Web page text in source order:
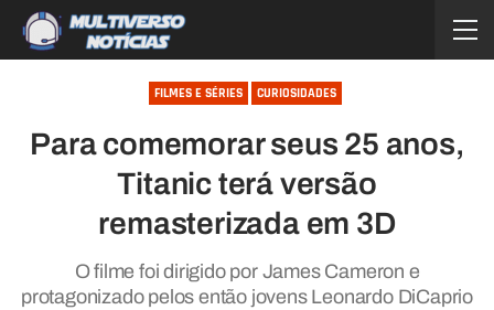
FILMES E SÉRIES CURIOSIDADES
Para comemorar seus 25 anos,
Titanic terá versão
remasterizada em 3D
O filme foi dirigido por James Cameron e
protagonizado pelos então jovens Leonardo DiCaprio